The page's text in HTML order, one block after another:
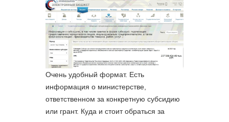
Очень удобный формат. Есть
информация о министерстве,
ответственном за конкретную субсидию
или грант. Куда и стоит обраться за